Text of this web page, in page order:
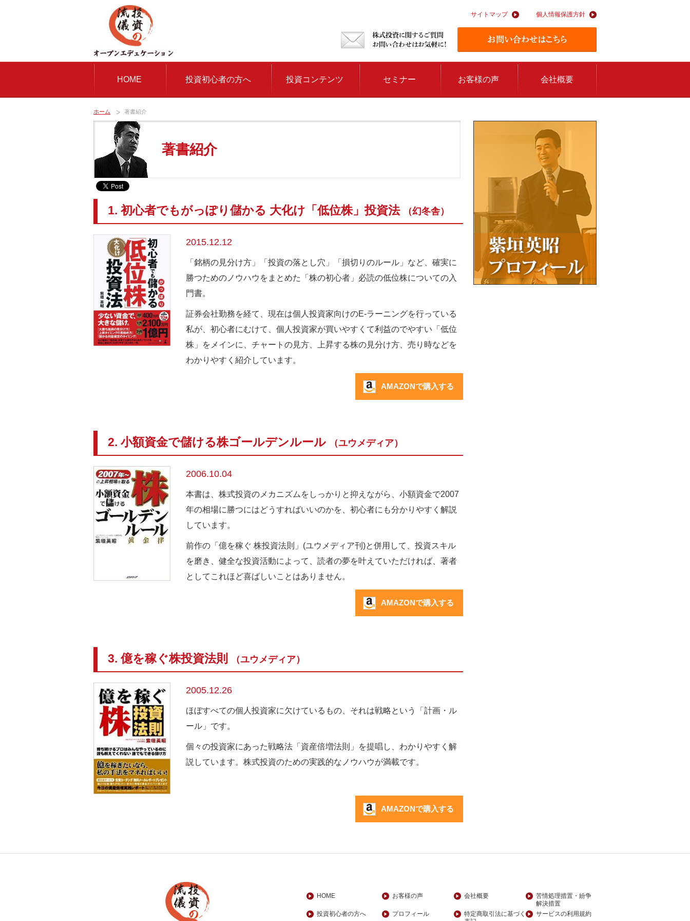
サイトマップ 個人情報保護方針
HOME 投資初心者の方へ 投資コンテンツ セミナー お客様の声 会社概要
ホーム 著書紹介
著書紹介
1. 初心者でもがっぽり儲かる 大化け「低位株」投資法 （幻冬舎）
2015.12.12
「銘柄の見分け方」「投資の落とし穴」「損切りのルール」など、確実に
勝つためのノウハウをまとめた「株の初心者」必読の低位株についての入
門書。
証券会社勤務を経て、現在は個人投資家向けのE-ラーニングを行っている
私が、初心者にむけて、個人投資家が買いやすくて利益のでやすい「低位
株」をメインに、チャートの見方、上昇する株の見分け方、売り時などを
わかりやすく紹介しています。
AMAZONで購入する
2. 小額資金で儲ける株ゴールデンルール （ユウメディア）
2006.10.04
本書は、株式投資のメカニズムをしっかりと抑えながら、小額資金で2007
年の相場に勝つにはどうすればいいのかを、初心者にも分かりやすく解説
しています。
前作の「億を稼ぐ 株投資法則」(ユウメディア刊)と併用して、投資スキル
を磨き、健全な投資活動によって、読者の夢を叶えていただければ、著者
としてこれほど喜ばしいことはありません。
AMAZONで購入する
3. 億を稼ぐ株投資法則 （ユウメディア）
2005.12.26
ほぼすべての個人投資家に欠けているもの、それは戦略という「計画・ル
ール」です。
個々の投資家にあった戦略法「資産倍増法則」を提唱し、わかりやすく解
説しています。株式投資のための実践的なノウハウが満載です。
AMAZONで購入する
HOME
投資初心者の方へ
お客様の声
プロフィール
会社概要
特定商取引法に基づく
苦情処理措置・紛争
解決措置
サービスの利用規約